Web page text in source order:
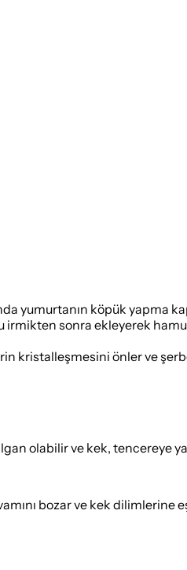
yumurtanın köpük yapma
sonra ekleyerek
kristalleşmesini önler ve
olabilir ve kek, tencereye
bozar ve kek dilimlerine